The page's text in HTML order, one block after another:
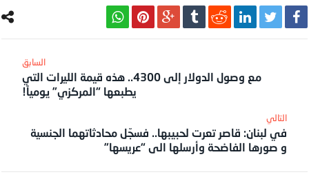
مع وصول الدولار إلى 4300.. هذه قيمة الليرات التي
يطبعها “المركزي” يومياً!
‎التالي
في لبنان: قاصر تعرت لحبيبها.. فسجّل محادثاتهما الجنسية
و صورها الفاضحة وأرسلها الى “عريسها”